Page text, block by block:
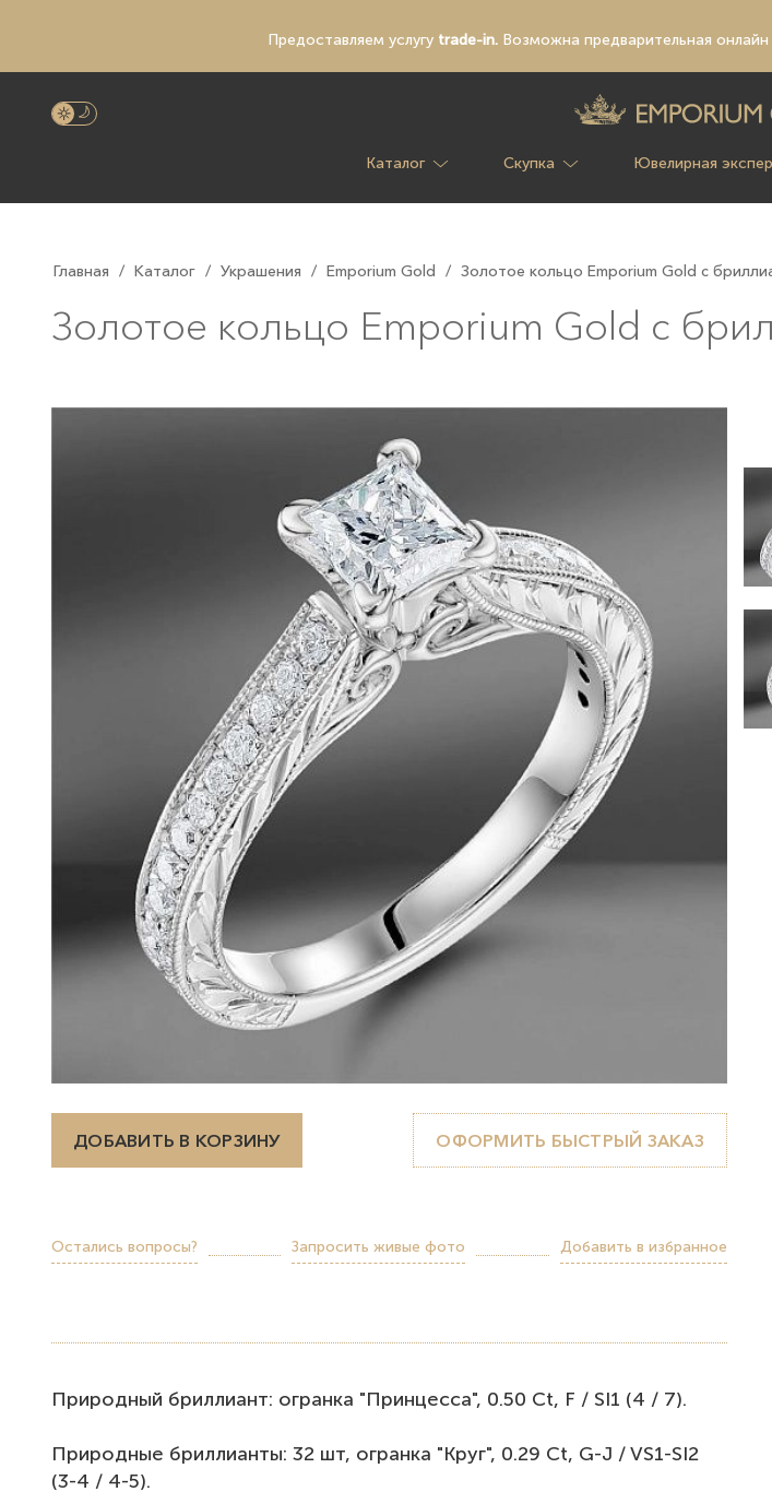
Предоставляем услугу trade-in.Возможна предварительная
Каталог Скупка Ювелирная
Главная / Каталог / Украшения / Emporium Gold / Золотое кольцо Emporium Gold с
Золотое кольцо Emporium Gold с
ДОБАВИТЬ В КОРЗИНУ ОФОРМИТЬ БЫСТРЫЙ ЗАКАЗ
Остались вопросы? Запросить живые фото Добавить в избранное
Природный бриллиант: огранка "Принцесса", 0.50 Ct, F / SI1 (4 / 7).
Природные бриллианты: 32 шт, огранка "Круг", 0.29 Ct, G-J / VS1-SI2
(3-4 / 4-5).